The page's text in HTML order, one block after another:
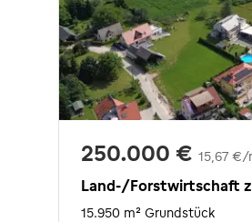
250.000 € 15,67 €/
Land-/Forstwirtschaft
15.950 m² Grundstück